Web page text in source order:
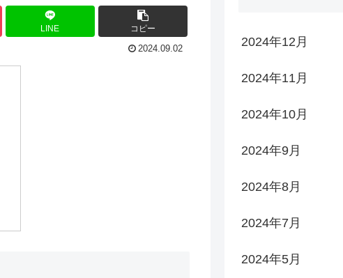
LINE コピー
2024.09.02 2024年12月
2024年11月
2024年10月
2024年9月
2024年8月
2024年7月
2024年5月